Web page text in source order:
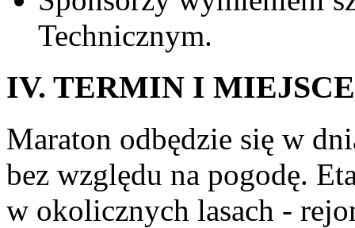
Technicznym.
IV. TERMIN I
Maraton odbędzie się w
bez względu na pogodę.
w okolicznych lasach -